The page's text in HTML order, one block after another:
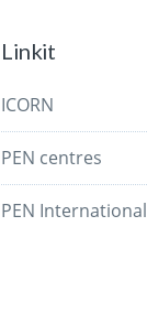
Linkit
ICORN
PEN centres
PEN International